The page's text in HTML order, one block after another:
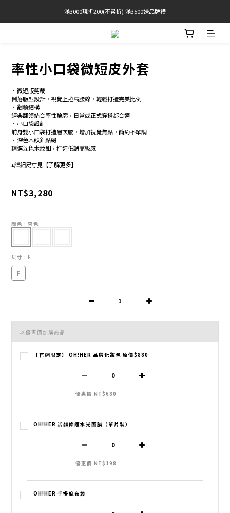
官網限定! 滿千免運(僅限台灣本島)
滿3000現折200(不累折) 滿3500送品牌禮
BRATOP專區買三送一 | 指定專區買一送一
率性小口袋微短皮外套
•微短版剪裁
俐落版型設計，視覺上拉高腰線，輕鬆打造完美比例
•翻領結構
經典翻領結合率性輪廓，日常或正式穿搭都合適
•小口袋設計
前身雙小口袋打造層次感，增加視覺焦點，簡約不單調
•深色木紋釦點綴
精選深色木紋釦，打造低調高級感
▴詳細尺寸見【了解更多】
NT$3,280
顏色 : 杏色
尺寸 : F
F
以優惠價加購商品
【官網限定】 OH!HER 品牌化妝包 原價$880
優惠價 NT$680
OH!HER 活顏修護水光面膜（單片裝）
優惠價 NT$198
OH!HER 手提麻布袋